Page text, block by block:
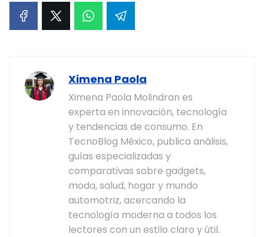
Ximena Paola
Ximena Paola Molindran es
experta en innovación, tecnología
y tendencias de consumo. En
TecnoBlog México, publica análisis,
guías especializadas y
comparativas sobre gadgets,
moda, salud, hogar y mundo
automotriz, acercando la
tecnología moderna a todos los
lectores con un estilo claro y útil.